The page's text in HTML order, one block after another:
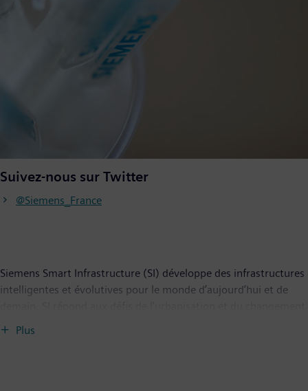
Suivez-nous sur Twitter
@Siemens_France
Siemens Smart Infrastructure (SI) développe des infrastructures
intelligentes et évolutives pour le monde d’aujourd’hui et de
climatique en connectant les systèmes d’énergie, les bâtiments
Plus